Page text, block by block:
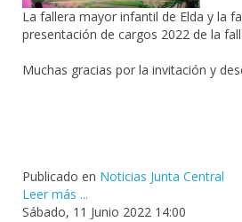
La fallera mayor infantil de Elda y la
presentación de cargos 2022 de la
Muchas gracias por la invitación y
Publicado en Noticias Junta Central
Leer más ...
Sábado, 11 Junio 2022 14:00